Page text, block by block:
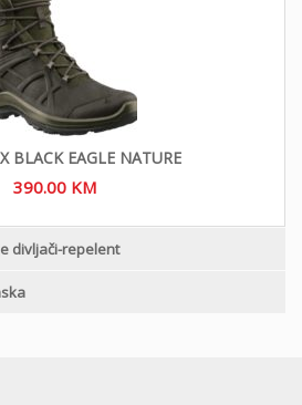
BLACK EAGLE NATURE
390.00 KM
divljači-repelent